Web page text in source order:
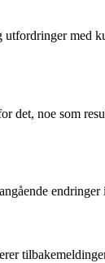
det, noe som